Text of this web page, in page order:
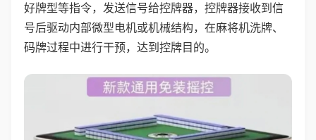
好牌型等指令，发送信号给控牌器，控牌器接收到信
号后驱动内部微型电机或机械结构，在麻将机洗牌、
码牌过程中进行干预，达到控牌目的。